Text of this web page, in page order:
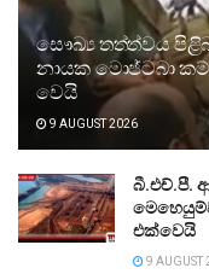
සෞඛ්‍ය තත්ත්වය
නායක මොජ්ටබා
වෙයි
9 AUGUST 2026
බී.එච්.පී.
එක්වෙයි
9 AUGUST